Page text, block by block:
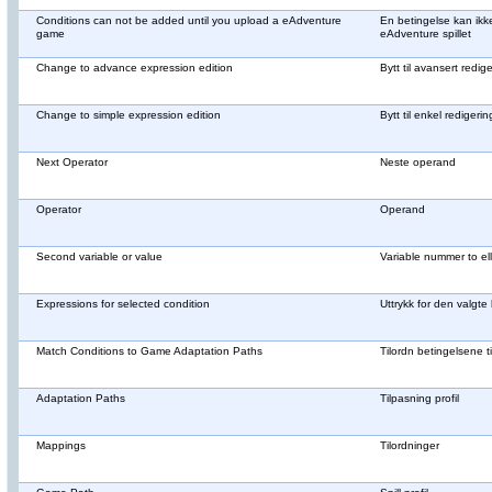
Conditions can not be added until you upload a eAdventure
game
En betingelse kan
eAdventure spillet
Change to advance expression edition Bytt til avansert
Change to simple expression edition Bytt til enkel
Next Operator Neste operand
Operator Operand
Second variable or value Variable nummer to
Expressions for selected condition Uttrykk for den valgte
Match Conditions to Game Adaptation Paths Tilordn betingelsene
Adaptation Paths Tilpasning profil
Mappings Tilordninger